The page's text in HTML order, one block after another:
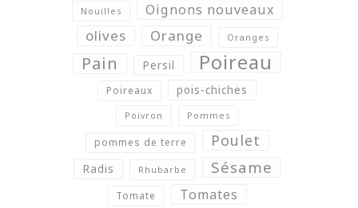
Nouilles Oignons nouveaux
olives Orange Oranges
Pain Persil Poireau
Poireaux pois-chiches
Poivron Pommes
pommes de terre Poulet
Radis Rhubarbe Sésame
Tomate Tomates